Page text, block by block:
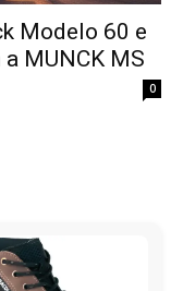
Modelo 60 e
MUNCK MS
0